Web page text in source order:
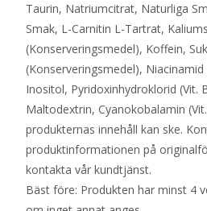
Taurin, Natriumcitrat, Naturliga
Smak, L-Carnitin L-Tartrat,
(Konserveringsmedel), Koffein,
(Konserveringsmedel), Niacinamid
Inositol, Pyridoxinhydroklorid (Vit.
Maltodextrin, Cyanokobalamin
produkternas innehåll kan ske.
produktinformationen på
kontakta vår kundtjänst.
Bäst före: Produkten har minst 4